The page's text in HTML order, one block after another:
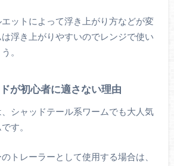
ットによって浮き上がり方などが変
浮き上がりやすいのでレンジで使い
。
が初心者に適さない理由
、シャッドテール系ワームでも大人気
す。
トレーラーとして使用する場合は、